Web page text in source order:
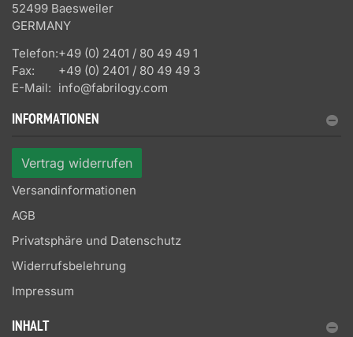
52499 Baesweiler
GERMANY
Telefon:+49 (0) 2401 / 80 49 49 1
Fax:
+49 (0) 2401 / 80 49 49 3
E-Mail: info@fabrilogy.com
INFORMATIONEN
Vertrag widerrufen
Versandinformationen
AGB
Privatsphäre und Datenschutz
Widerrufsbelehrung
Impressum
INHALT